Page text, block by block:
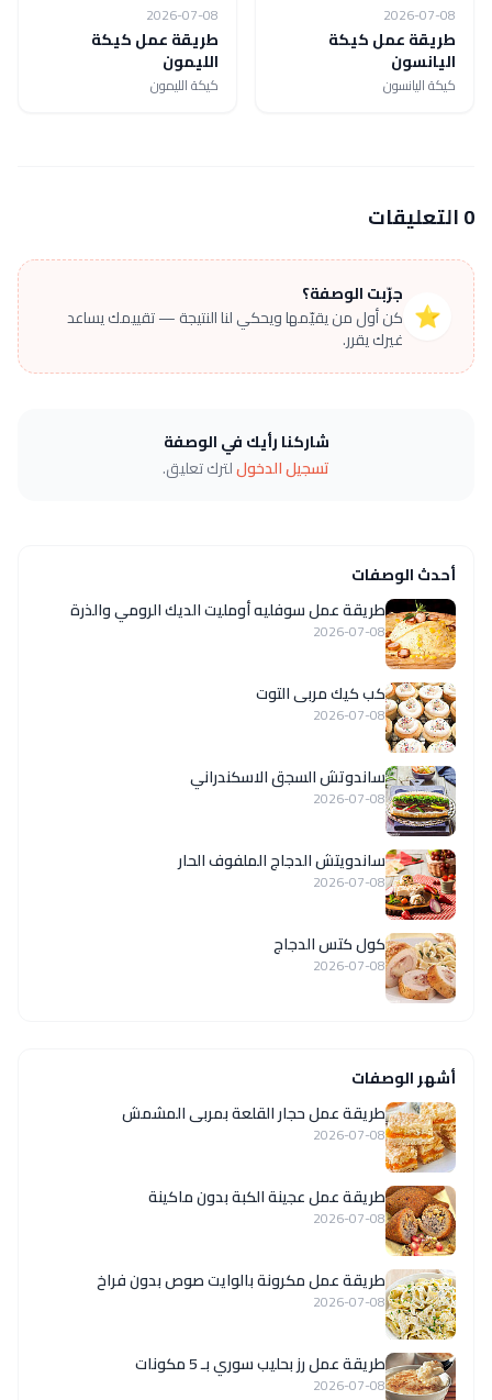
2026-07-08
طريقة عمل كيكة
اليانسون
كيكة اليانسون
2026-07-08
طريقة عمل كيكة
الليمون
كيكة الليمون
0 التعليقات
⭐
جرّبت الوصفة؟
كن أول من يقيّمها ويحكي لنا النتيجة — تقييمك يساعد
غيرك يقرر.
شاركنا رأيك في الوصفة
تسجيل الدخوللترك تعليق.
أحدث الوصفات
طريقة عمل سوفليه أومليت الديك الرومي والذرة
2026-07-08
كب كيك مربى التوت
2026-07-08
ساندوتش السجق الاسكندراني
2026-07-08
ساندويتش الدجاج الملفوف الحار
2026-07-08
كول كتس الدجاج
2026-07-08
أشهر الوصفات
طريقة عمل حجار القلعة بمربى المشمش
2026-07-08
طريقة عمل عجينة الكبة بدون ماكينة
2026-07-08
طريقة عمل مكرونة بالوايت صوص بدون فراخ
2026-07-08
طريقة عمل رز بحليب سوري بـ 5 مكونات
2026-07-08